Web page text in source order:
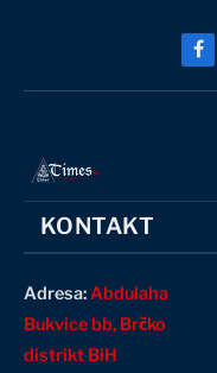
KONTAKT
Adresa:Abdulaha
Bukvice bb, Brčko
distrikt BiH